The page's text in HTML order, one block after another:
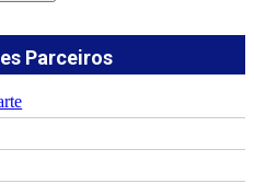
Parceiros